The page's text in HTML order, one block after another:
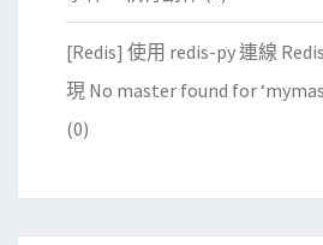
[Redis] 使用 redis-py 連線
現 No master found for
(0)